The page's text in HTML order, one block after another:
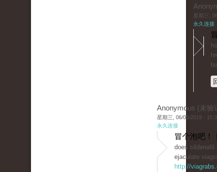
星期三,
永久连接
Anonymous (未验
星期三, 06/05/2019 -
永久连接
冒个泡吧！
does sildenafil
ejaculate
http://